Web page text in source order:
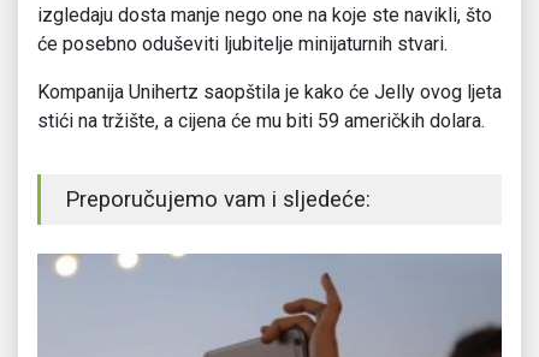
izgledaju dosta manje nego one na koje ste navikli, što
će posebno oduševiti ljubitelje minijaturnih stvari.
Kompanija Unihertz saopštila je kako će Jelly ovog ljeta
stići na tržište, a cijena će mu biti 59 američkih dolara.
Preporučujemo vam i sljedeće: